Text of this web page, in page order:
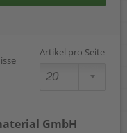
Artikel pro Seite
GmbH